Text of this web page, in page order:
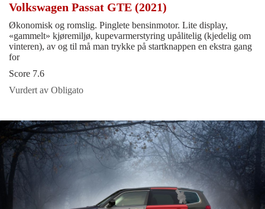
Volkswagen Passat GTE (2021)
Økonomisk og romslig. Pinglete bensinmotor. Lite display,
«gammelt» kjøremiljø, kupevarmerstyring upålitelig (kjedelig om
vinteren), av og til må man trykke på startknappen en ekstra gang
for
Score 7.6
Vurdert av Obligato